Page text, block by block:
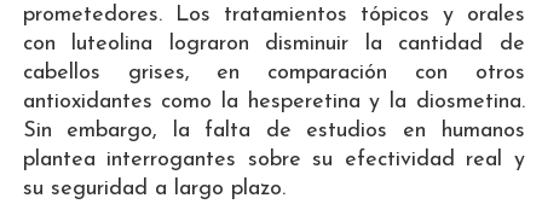
prometedores. Los tratamientos tópicos y orales
con luteolina lograron disminuir la cantidad de
cabellos grises, en comparación con otros
antioxidantes como la hesperetina y la diosmetina.
Sin embargo, la falta de estudios en humanos
plantea interrogantes sobre su efectividad real y
su seguridad a largo plazo.